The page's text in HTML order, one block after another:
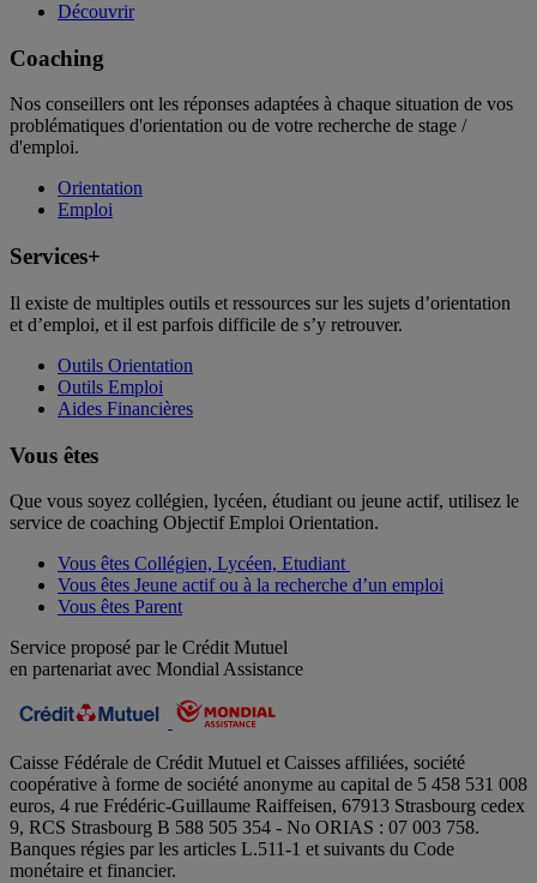
Découvrir
Coaching
Nos conseillers ont les réponses adaptées à chaque situation de vos
problématiques d'orientation ou de votre recherche de stage /
d'emploi.
Orientation
Emploi
Services+
Il existe de multiples outils et ressources sur les sujets d’orientation
et d’emploi, et il est parfois difficile de s’y retrouver.
Outils Orientation
Outils Emploi
Aides Financières
Vous êtes
Que vous soyez collégien, lycéen, étudiant ou jeune actif, utilisez le
service de coaching Objectif Emploi Orientation.
Vous êtes Collégien, Lycéen, Etudiant
Vous êtes Jeune actif ou à la recherche d’un emploi
Vous êtes Parent
Service proposé par le Crédit Mutuel
en partenariat avec Mondial Assistance
Caisse Fédérale de Crédit Mutuel et Caisses affiliées, société
coopérative à forme de société anonyme au capital de 5 458 531 008
euros, 4 rue Frédéric-Guillaume Raiffeisen, 67913 Strasbourg cedex
9, RCS Strasbourg B 588 505 354 - No ORIAS : 07 003 758.
Banques régies par les articles L.511-1 et suivants du Code
monétaire et financier.